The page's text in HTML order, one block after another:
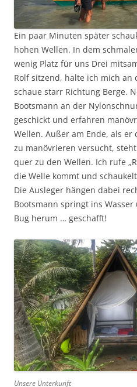
Ein paar Minuten später
hohen Wellen. In dem
wenig Platz für uns Drei
Rolf sitzend, halte ich mich an
schaue starr Richtung Berge.
Bootsmann an der
geschickt und erfahren
Wellen. Außer am Ende, als er
zu manövrieren versucht,
quer zu den Wellen. Ich rufe
die Welle kommt und
Die Ausleger hängen dabei
Bootsmann springt ins
Bug herum … geschafft!
Unsere Unterkunft